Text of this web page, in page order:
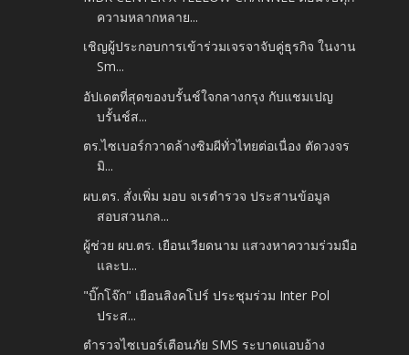
ความหลากหลาย...
เชิญผู้ประกอบการเข้าร่วมเจรจาจับคู่ธุรกิจ ในงาน
Sm...
อัปเดตที่สุดของบรั้นช์ใจกลางกรุง กับแชมเปญ
บรั้นช์ส...
ตร.ไซเบอร์กวาดล้างซิมผีทั่วไทยต่อเนื่อง ตัดวงจร
มิ...
ผบ.ตร. สั่งเพิ่ม มอบ จเรตำรวจ ประสานข้อมูล
สอบสวนกล...
ผู้ช่วย ผบ.ตร. เยือนเวียดนาม แสวงหาความร่วมมือ
และบ...
"บิ๊กโจ๊ก" เยือนสิงคโปร์ ประชุมร่วม Inter Pol
ประส...
ตำรวจไซเบอร์เตือนภัย SMS ระบาดแอบอ้าง